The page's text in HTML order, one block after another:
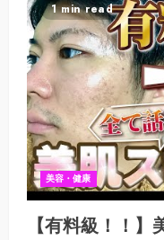
1 min read
美容・健康
【有料級！！